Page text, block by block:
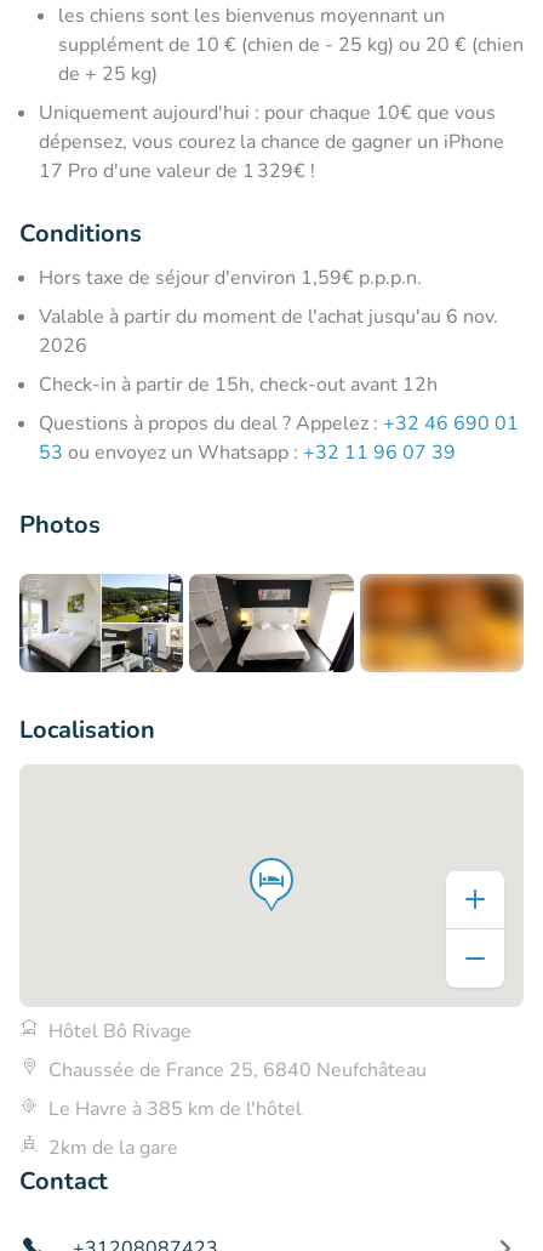
les chiens sont les bienvenus moyennant un
supplément de 10 € (chien de - 25 kg) ou 20 € (chien
de + 25 kg)
Uniquement aujourd'hui : pour chaque 10€ que vous
dépensez, vous courez la chance de gagner un iPhone
17 Pro d'une valeur de 1 329€ !
Conditions
Hors taxe de séjour d'environ 1,59€ p.p.p.n.
Valable à partir du moment de l'achat jusqu'au 6 nov.
2026
Check-in à partir de 15h, check-out avant 12h
Questions à propos du deal ? Appelez : +32 46 690 01
53 ou envoyez un Whatsapp : +32 11 96 07 39
Photos
Localisation
Hôtel Bô Rivage
Chaussée de France 25, 6840 Neufchâteau
Le Havre à 385 km de l'hôtel
2km de la gare
Contact